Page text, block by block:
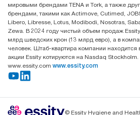
мировыми брендами TENA и Tork, а также
брендами, такими как Actimove, Cutimed,
Libero, Libresse, Lotus, Modibodi, Nosotras,
Zewa. В 2024 году чистый объем продаж
млрд шведских крон (13 млрд евро), а в
человек. Штаб-квартира компании находится
акции Essity котируются на Nasdaq
www.essity.com www.essity.com
© Essity Hygiene and